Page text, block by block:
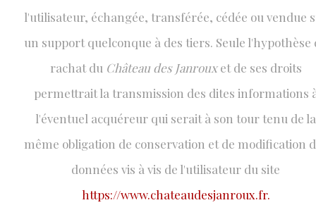
l'utilisateur, échangée, transférée, cédée ou vendue
un support quelconque à des tiers. Seule l'hypothèse
rachat du Château des Janrouxet de ses droits
permettrait la transmission des dites informations
l'éventuel acquéreur qui serait à son tour tenu de la
même obligation de conservation et de modification
données vis à vis de l'utilisateur du site
https://www.chateaudesjanroux.fr.